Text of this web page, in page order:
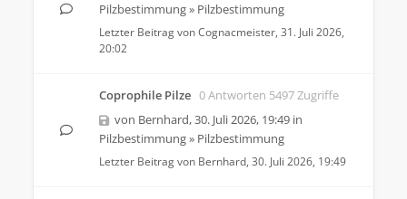
Pilzbestimmung» Pilzbestimmung
Letzter Beitrag vonCognacmeister, 31. Juli 2026,
20:02
Coprophile Pilze 0 Antworten 5497 Zugriffe
von Bernhard,30. Juli 2026, 19:49 in
Pilzbestimmung» Pilzbestimmung
Letzter Beitrag von Bernhard, 30. Juli 2026, 19:49